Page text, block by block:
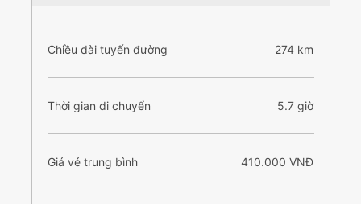
Chiều dài tuyến đường 274 km
Thời gian di chuyển 5.7 giờ
Giá vé trung bình 410.000 VNĐ